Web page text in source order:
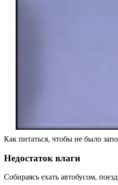
Как питаться, чтобы не было
Недостаток влаги
Собираясь ехать автобусом,